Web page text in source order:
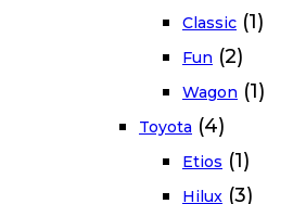
Classic (1)
Fun (2)
Wagon (1)
Toyota (4)
Etios (1)
Hilux (3)